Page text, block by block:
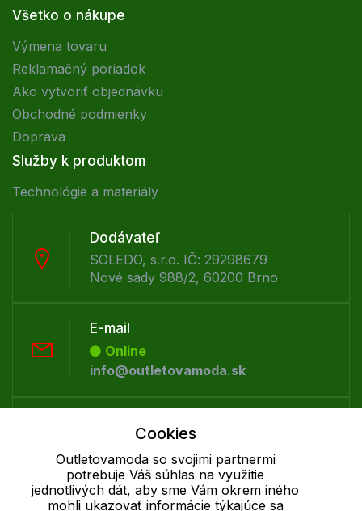
Všetko o nákupe
Výmena tovaru
Reklamačný poriadok
Ako vytvoriť objednávku
Obchodné podmienky
Doprava
Služby k produktom
Technológie a materiály
Dodávateľ
SOLEDO, s.r.o. IČ: 29298679
Nové sady 988/2, 60200 Brno
E-mail
Online
info@outletovamoda.sk
Offline
+421 277 270 055
Cookies
Outletovamoda so svojimi partnermi
potrebuje Váš súhlas na využitie
jednotlivých dát, aby sme Vám okrem iného
mohli ukazovať informácie týkajúce sa